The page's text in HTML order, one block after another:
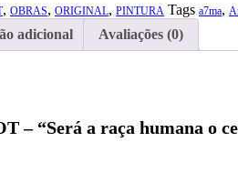
, OBRAS, ORIGINAL, PINTURA Tags a7ma,
adicional Avaliações (0)
– “Será a raça humana o